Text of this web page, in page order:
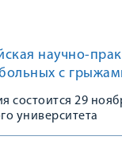
научно-
с
Иванова С.В.
состоится 29
университета